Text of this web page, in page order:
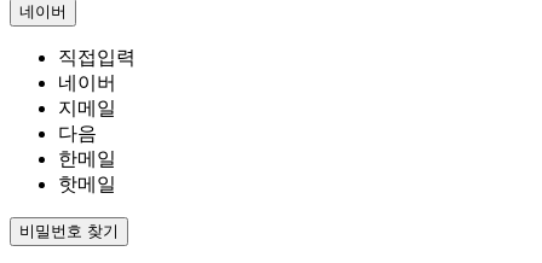
네이버
직접입력
네이버
지메일
다음
한메일
핫메일
비밀번호 찾기